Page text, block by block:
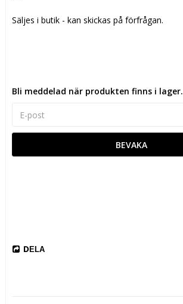
Säljes i butik - kan skickas på förfrågan.
Bli meddelad när produkten finns i lager.
BEVAKA
DELA